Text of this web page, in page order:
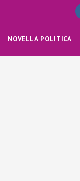
NOVELLA POLITICA